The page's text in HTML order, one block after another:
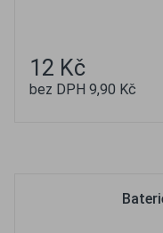
12 Kč
bez DPH 9,90 Kč